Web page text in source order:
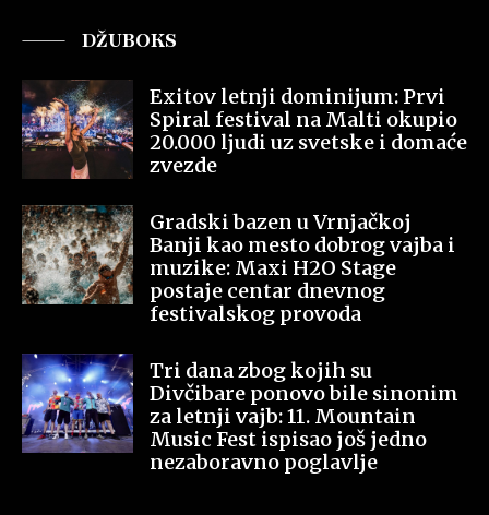
DŽUBOKS
Exitov letnji dominijum: Prvi
Spiral festival na Malti okupio
20.000 ljudi uz svetske i domaće
zvezde
Gradski bazen u Vrnjačkoj
Banji kao mesto dobrog vajba i
muzike: Maxi H2O Stage
postaje centar dnevnog
festivalskog provoda
Tri dana zbog kojih su
Divčibare ponovo bile sinonim
za letnji vajb: 11. Mountain
Music Fest ispisao još jedno
nezaboravno poglavlje